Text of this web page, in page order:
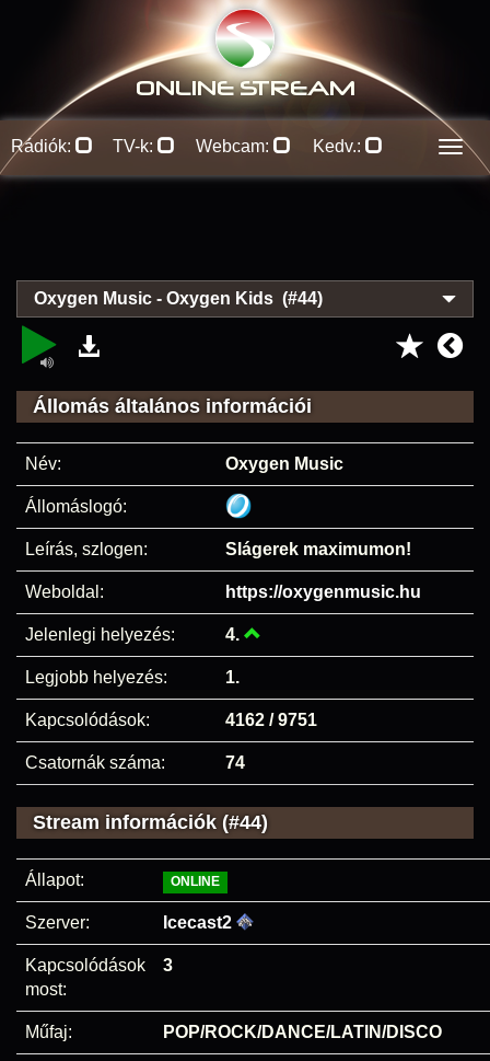
ONLINE STREAM
Rádiók: TV-k: Webcam: Kedv.:
Oxygen Music - Oxygen Kids (#44)
Állomás általános információi
Név: Oxygen Music
Állomáslogó:
Leírás, szlogen: Slágerek maximumon!
Weboldal: https://oxygenmusic.hu
Jelenlegi helyezés: 4.
Legjobb helyezés: 1.
Kapcsolódások: 4162 / 9751
Csatornák száma: 74
Stream információk (#44)
Állapot: ONLINE
Szerver: Icecast2
Kapcsolódások
most:
3
Műfaj: POP/ROCK/DANCE/LATIN/DISCO